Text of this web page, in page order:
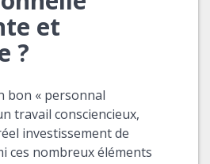
et
?
bon « personnal
travail consciencieux,
investissement de
ces nombreux éléments